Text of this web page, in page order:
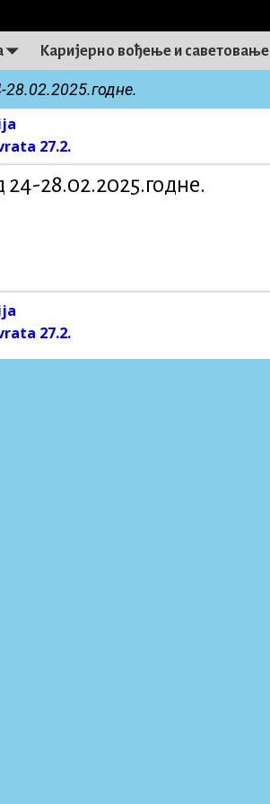
Каријерно вођење и саветовање
27.2.
24-28.02.2025.годне.
27.2.